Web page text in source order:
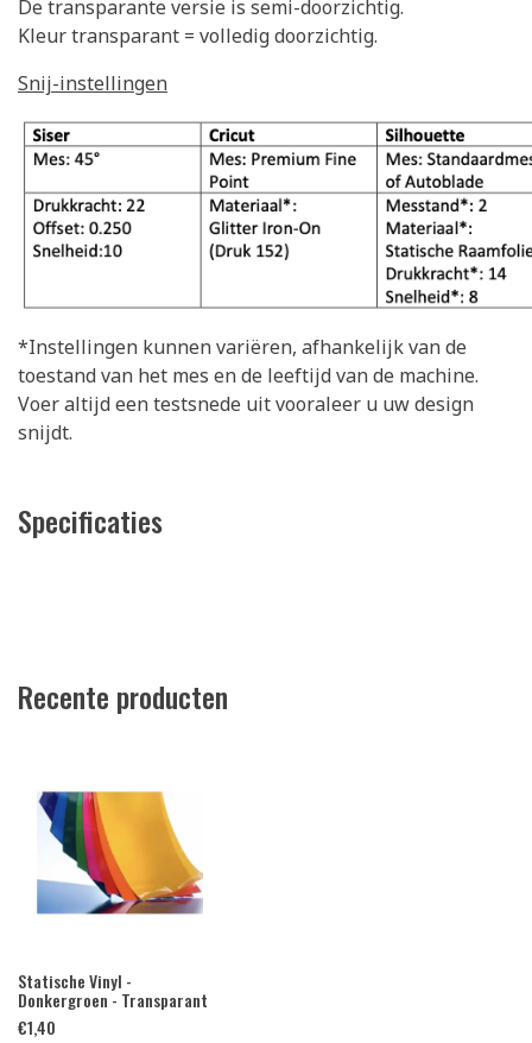
De transparante versie is semi-doorzichtig.
Kleur transparant = volledig doorzichtig.
Snij-instellingen
*Instellingen kunnen variëren, afhankelijk van de
toestand van het mes en de leeftijd van de machine.
Voer altijd een testsnede uit vooraleer u uw design
snijdt.
Specificaties
Recente producten
Statische Vinyl -
Donkergroen - Transparant
€1,40